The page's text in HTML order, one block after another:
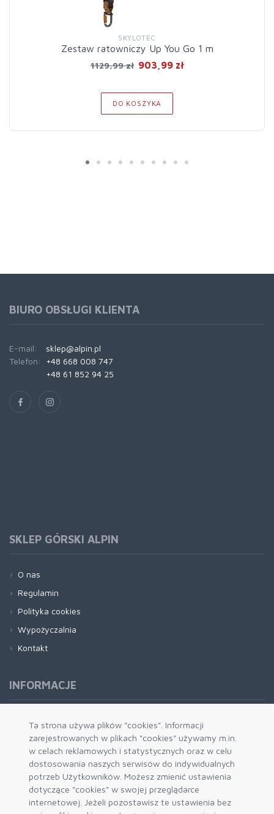
Ta strona używa plików "cookies". Informacji
zarejestrowanych w plikach "cookies" używamy m.in.
w celach reklamowych i statystycznych oraz w celu
dostosowania naszych serwisów do indywidualnych
potrzeb Użytkowników. Możesz zmienić ustawienia
dotyczące "cookies" w swojej przeglądarce
internetowej. Jeżeli pozostawisz te ustawienia bez
SKYLOTEC
Zestaw ratowniczy Up You Go 1 m
1129,99 zł 903,99 zł
DO KOSZYKA
BIURO OBSŁUGI KLIENTA
E-mail:
sklep@alpin.pl
Telefon:
+48 668 008 747
+48 61 852 94 25
SKLEP GÓRSKI ALPIN
O nas
Regulamin
Polityka cookies
Wypożyczalnia
Kontakt
INFORMACJE
Formy płatności
Dostawa i wysyłka
Zwrot i wymiana
System rabatowy
Kody rabatowe